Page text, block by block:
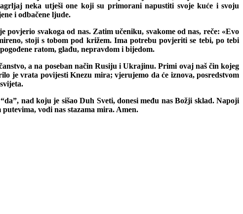
neka utješi one koji su primorani napustiti svoje kuće i svoju
i odbačene ljude.
svakoga od nas. Zatim učeniku, svakome od nas, reče: «Evo
stoji s tobom pod križem. Ima potrebu povjeriti se tebi, po tebi
ratom, glađu, nepravdom i bijedom.
a na poseban način Rusiju i Ukrajinu. Primi ovaj naš čin kojeg
je vrata povijesti Knezu mira; vjerujemo da će iznova, posredstvom
nad koju je sišao Duh Sveti, donesi među nas Božji sklad. Napoji
vodi nas stazama mira. Amen.